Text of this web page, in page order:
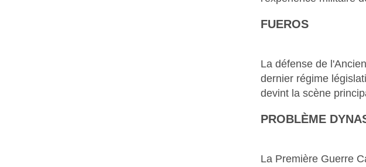
FUEROS
La défense de
dernier régime
devint la scène
PROBLÈME
La Première Guerre